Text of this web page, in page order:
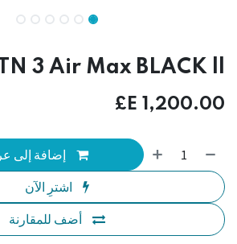
3 Air Max BLACK ll
1,200.00
إضافة إلى
اشترِ الآن
أضف للمقارنة